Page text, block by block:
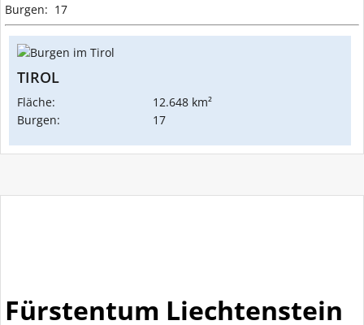
Burgen: 17
TIROL
Fläche:
12.648 km²
Burgen:
17
Fürstentum Liechtenstein